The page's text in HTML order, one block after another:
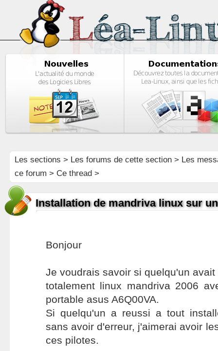
Les sections > Les forums de cette section> Les
ce forum > Ce thread >
Installation de mandriva linux sur
Bonjour
Je voudrais savoir si quelqu'un
totalement linux mandriva 2006
portable asus A6Q00VA.
Si quelqu'un a reussi a tout
sans avoir d'erreur, j'aimerai avoir
ces pilotes.